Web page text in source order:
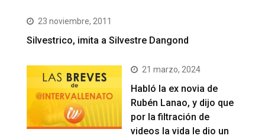
23 noviembre, 2011
Silvestrico, imita a Silvestre Dangond
21 marzo, 2024
Habló la ex novia de
Rubén Lanao, y dijo que
por la filtración de
videos la vida le dio un